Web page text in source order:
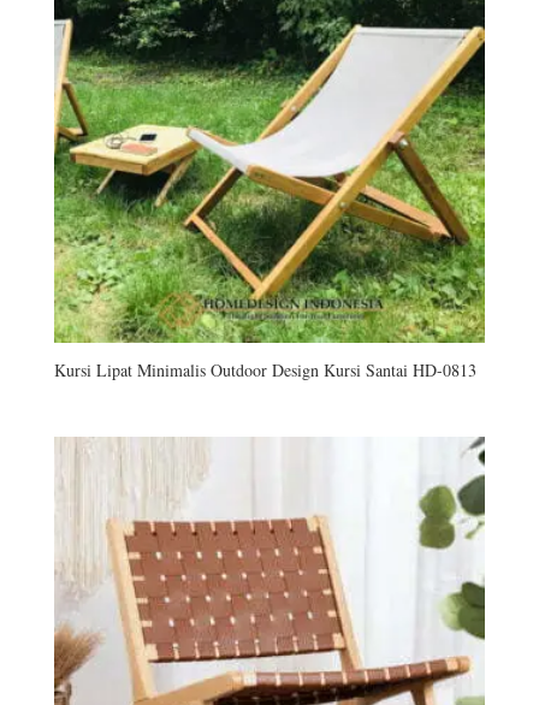
Kursi Lipat Minimalis Outdoor Design Kursi Santai HD-0813